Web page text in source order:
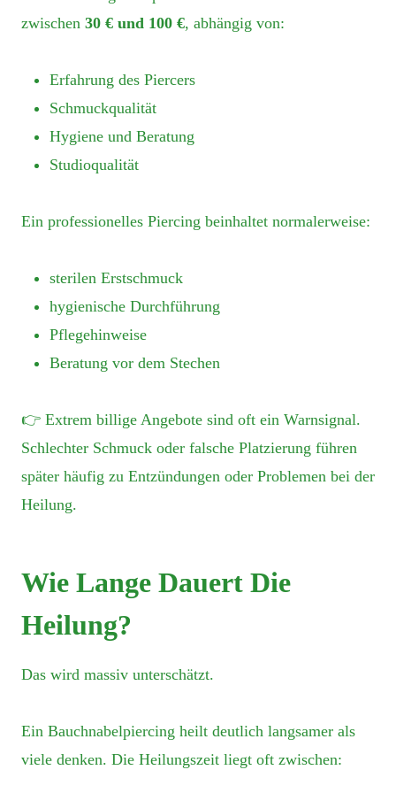
zwischen 30 € und 100 €, abhängig von:
Erfahrung des Piercers
Schmuckqualität
Hygiene und Beratung
Studioqualität
Ein professionelles Piercing beinhaltet normalerweise:
sterilen Erstschmuck
hygienische Durchführung
Pflegehinweise
Beratung vor dem Stechen
👉 Extrem billige Angebote sind oft ein Warnsignal.
Schlechter Schmuck oder falsche Platzierung führen
später häufig zu Entzündungen oder Problemen bei der
Heilung.
Wie Lange Dauert Die
Heilung?
Das wird massiv unterschätzt.
Ein Bauchnabelpiercing heilt deutlich langsamer als
viele denken. Die Heilungszeit liegt oft zwischen: